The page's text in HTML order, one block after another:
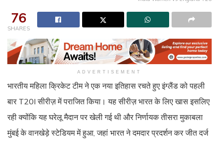
76
SHARES
ADVERTISEMENT
भारतीय महिला क्रिकेट टीम ने एक नया इतिहास रचते हुए इंग्लैंड को पहली
बार T20I सीरीज़ में पराजित किया। यह सीरीज़ भारत के लिए खास इसलिए
रही क्योंकि यह घरेलू मैदान पर खेली गई थी और निर्णायक तीसरा मुकाबला
मुंबई के वानखेड़े स्टेडियम में हुआ, जहां भारत ने दमदार प्रदर्शन कर जीत दर्ज